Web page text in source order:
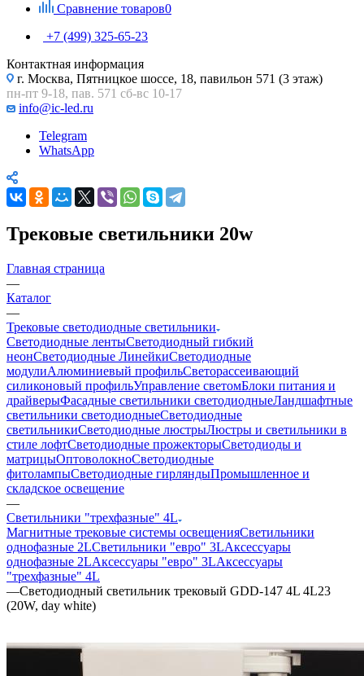
Сравнение товаров0
+7 (499) 325-65-23
Контактная информация
г. Москва, Пятницкое шоссе, 18, павильон 571 (3 этаж)
пн-пт 9-18, пав. 571 сб-вс 10-17
info@ic-led.ru
Telegram
WhatsApp
Трековые светильники 20w
Главная страница
—
Каталог
—
Трековые светодиодные светильники
Светодиодные лентыСветодиодный гибкий
неонСветодиодные ЛинейкиСветодиодные
модулиАлюминиевый профильСветорассеивающий
силиконовый профильУправление светомБлоки питания и
драйверыФасадные светильники светодиодныеЛандшафтные
светильники светодиодныеСветодиодные
светильникиСветодиодные люстрыЛюстры и светильники в
стиле лофтСветодиодные прожекторыСветодиоды и
матрицыОптоволокноСветодиодные
фитолампыСветодиодные гирляндыПромышленное и
складское освещение
—
Светильники "трехфазные" 4L
Магнитные трековые системы освещенияСветильники
однофазные 2LСветильники "евро" 3LАксессуары
однофазные 2LАксессуары "евро" 3LАксессуары
"трехфазные" 4L
—Светодиодный светильник трековый GDD-147 4L 4L23
(20W, day white)